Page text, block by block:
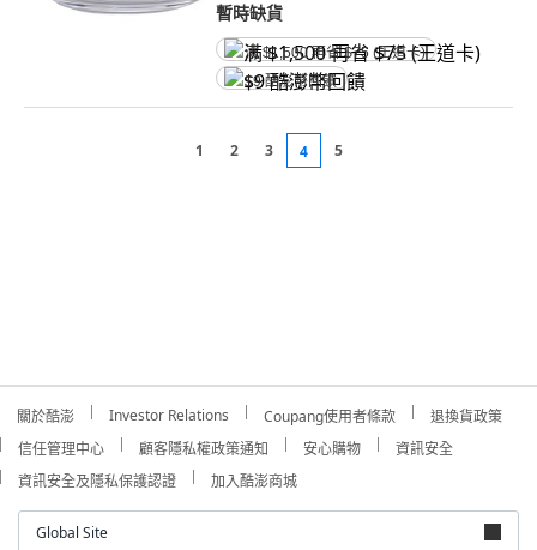
暫時缺貨
满 $1,500 再省 $75 (王道卡)
$9 酷澎幣回饋
1 2 3 4 5
關於酷澎 Investor Relations Coupang使用者條款
退換貨政策
信任管理中心
顧客隱私權政策通知 安心購物
資訊安全
資訊安全及隱私保護認證
加入酷澎商城
Global Site